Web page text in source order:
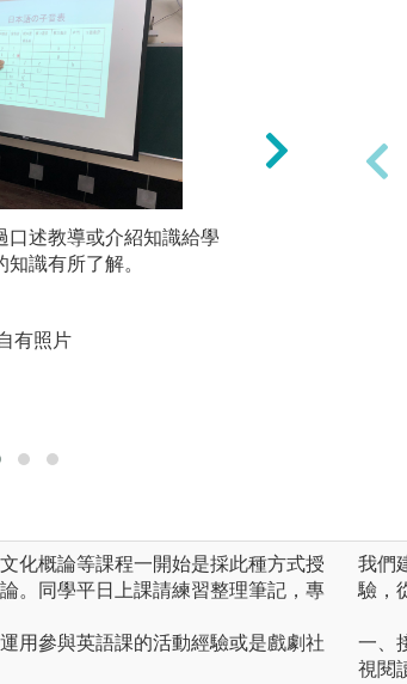
口述教導或介紹知識給學
識有所了解。
有照片
角
生
種
課
化概論等課程一開始是採此種方式授
。同學平日上課請練習整理筆記，專
用參與英語課的活動經驗或是戲劇社
我們
驗，
一、
視閱